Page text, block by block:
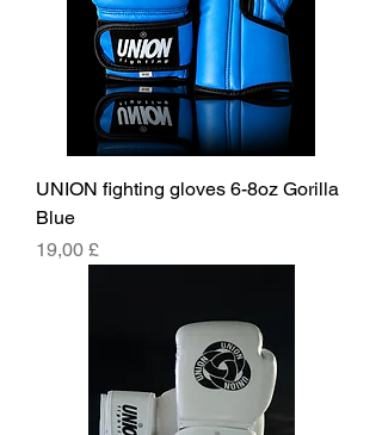
UNION fighting gloves 6-8oz Gorilla
Blue
Prezzo
19,00 £